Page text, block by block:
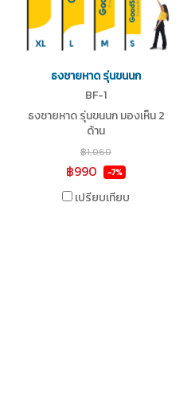
ธงชายหาด รุ่นขนนก
BF-1
ธงชายหาด รุ่นขนนก มองเห็น 2
ด้าน
฿1,060
฿990 -7%
เปรียบเทียบ